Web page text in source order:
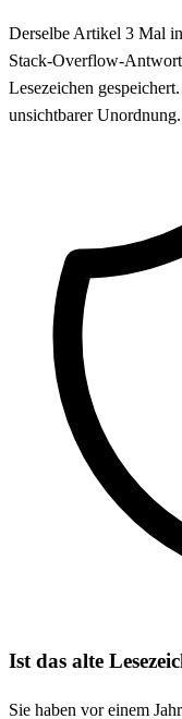
Derselbe Artikel 3 Mal
Stack-Overflow-
Lesezeichen
unsichtbarer Unordnung.
Ist das alte
Sie haben vor einem